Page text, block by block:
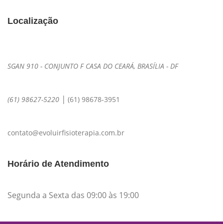
Localização
SGAN 910 - CONJUNTO F CASA DO CEARÁ, BRASÍLIA - DF
(61) 98627-5220 | (61) 98678-3951
contato@evoluirfisioterapia.com.br
Horário de Atendimento
Segunda a Sexta das 09:00 às 19:00